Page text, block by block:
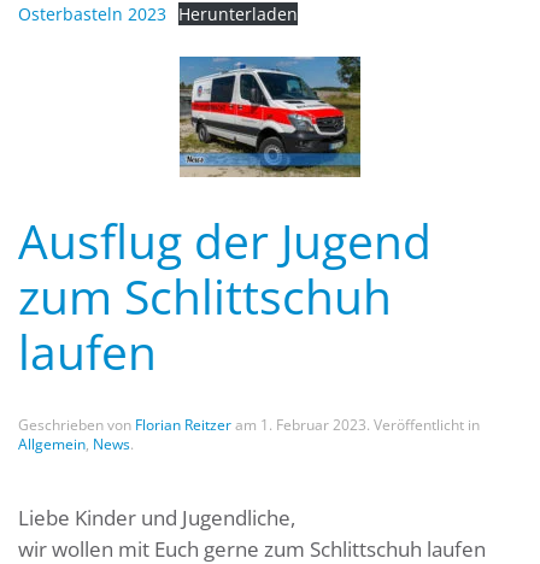
Osterbasteln 2023 Herunterladen
Ausflug der Jugend
zum Schlittschuh
laufen
Geschrieben von Florian Reitzeram 1. Februar 2023. Veröffentlicht in
Allgemein, News.
Liebe Kinder und Jugendliche,
wir wollen mit Euch gerne zum Schlittschuh laufen